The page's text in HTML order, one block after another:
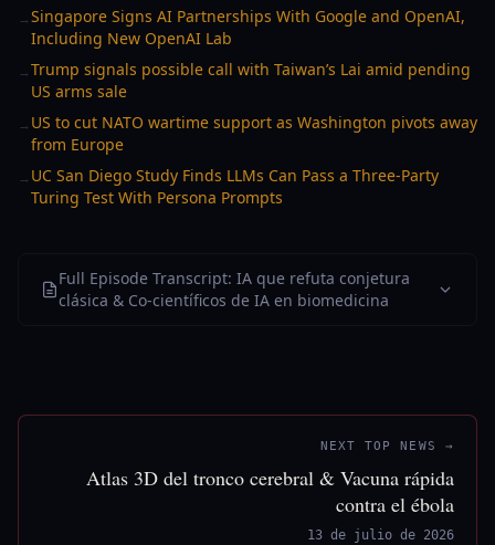
→Singapore Signs AI Partnerships With Google and OpenAI,
Including New OpenAI Lab
→Trump signals possible call with Taiwan’s Lai amid pending
US arms sale
→ US to cut NATO wartime support as Washington pivots away
from Europe
→ UC San Diego Study Finds LLMs Can Pass a Three-Party
Turing Test With Persona Prompts
Full Episode Transcript: IA que refuta conjetura
clásica & Co-científicos de IA en biomedicina
NEXT TOP NEWS →
Atlas 3D del tronco cerebral & Vacuna rápida
contra el ébola
13 de julio de 2026